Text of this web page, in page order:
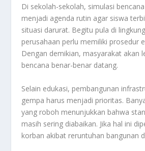
Di sekolah-sekolah, simulasi
menjadi agenda rutin agar siswa
situasi darurat. Begitu pula di
perusahaan perlu memiliki prosedur
Dengan demikian, masyarakat akan
bencana benar-benar datang.
Selain edukasi, pembangunan
gempa harus menjadi prioritas.
yang roboh menunjukkan bahwa
masih sering diabaikan. Jika hal ini
korban akibat reruntuhan bangunan